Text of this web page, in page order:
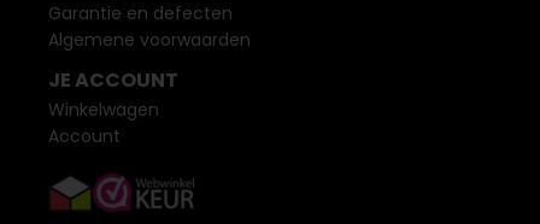
Garantie en defecten
Algemene voorwaarden
JE ACCOUNT
Winkelwagen
Account